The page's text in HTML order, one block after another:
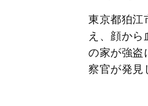
東京都狛江
え、顔から
の家が強盗
察官が発見